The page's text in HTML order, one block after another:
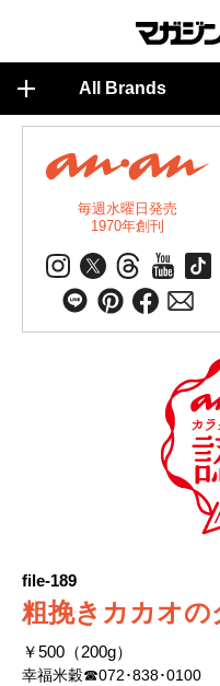
All Brands
毎週水曜日発売
1970年創刊
file-189
粗挽きカカオの
￥500（200g）
幸福米穀☎072･838･0100